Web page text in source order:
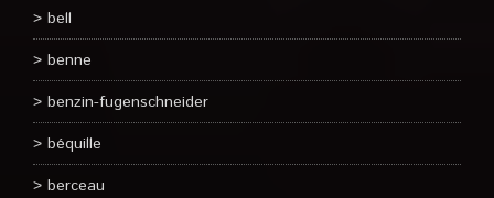
bell
benne
benzin-fugenschneider
béquille
berceau